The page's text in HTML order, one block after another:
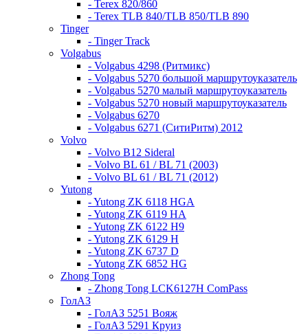
- Terex 820/860
- Terex TLB 840/TLB 850/TLB 890
Tinger
- Tinger Track
Volgabus
- Volgabus 4298 (Ритмикс)
- Volgabus 5270 большой маршрутоуказатель
- Volgabus 5270 малый маршрутоуказатель
- Volgabus 5270 новый маршрутоуказатель
- Volgabus 6270
- Volgabus 6271 (СитиРитм) 2012
Volvo
- Volvo B12 Sideral
- Volvo BL 61 / BL 71 (2003)
- Volvo BL 61 / BL 71 (2012)
Yutong
- Yutong ZK 6118 HGA
- Yutong ZK 6119 HA
- Yutong ZK 6122 H9
- Yutong ZK 6129 H
- Yutong ZK 6737 D
- Yutong ZK 6852 HG
Zhong Tong
- Zhong Tong LCK6127H ComPass
ГолАЗ
- ГолАЗ 5251 Вояж
- ГолАЗ 5291 Круиз